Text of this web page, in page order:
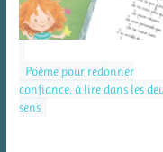
Poème pour redonner
confiance, à lire dans les
sens